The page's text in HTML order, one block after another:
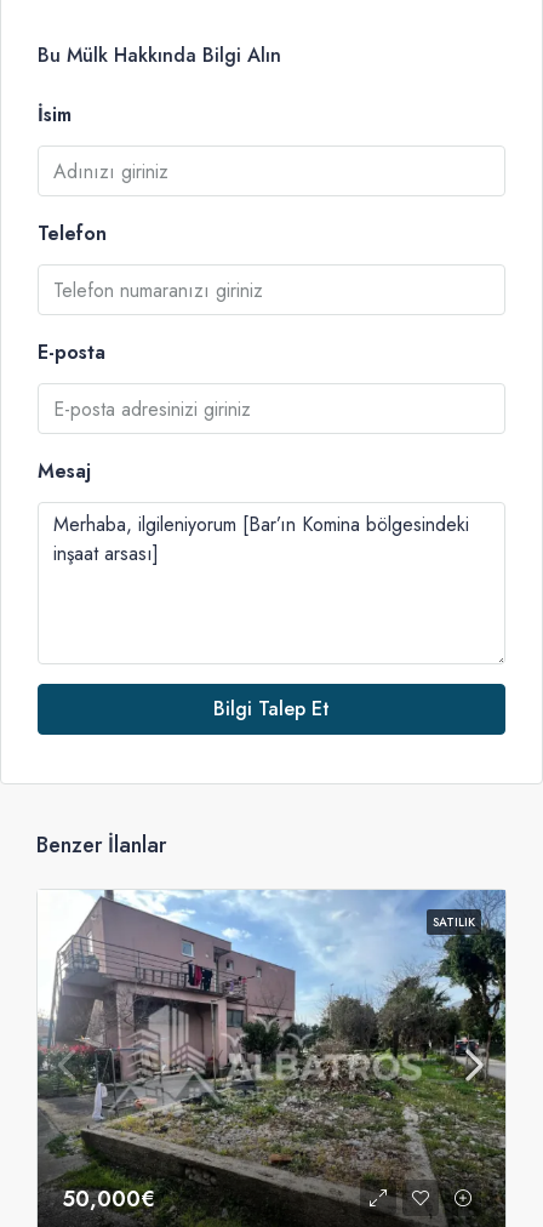
Bu Mülk Hakkında Bilgi Alın
İsim
Telefon
E-posta
Mesaj
Bilgi Talep Et
Benzer İlanlar
SATILIK
50,000€